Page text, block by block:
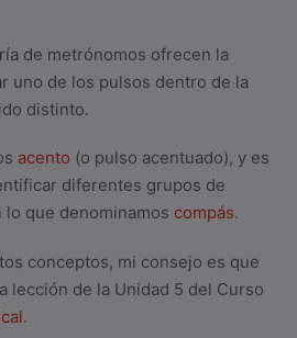
de metrónomos ofrecen la
uno de los pulsos dentro de la
distinto.
acento (o pulso acentuado), y es
diferentes grupos de
que denominamos compás.
conceptos, mi consejo es que
lección de la Unidad 5 del Curso
.